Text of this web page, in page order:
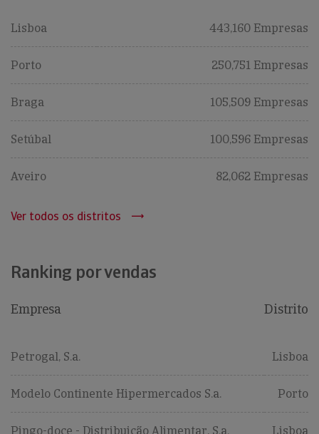
Lisboa 443,160 Empresas
Porto 250,751 Empresas
Braga 105,509 Empresas
Setúbal 100,596 Empresas
Aveiro 82,062 Empresas
Ver todos os distritos
Ranking por vendas
Empresa Distrito
Petrogal, S.a. Lisboa
Modelo Continente Hipermercados S.a. Porto
Pingo-doce - Distribuição Alimentar, S.a. Lisboa